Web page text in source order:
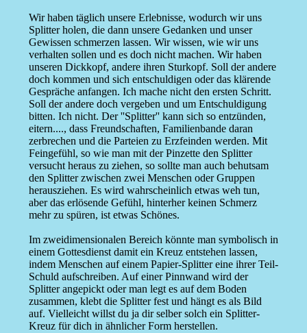
Wir haben täglich unsere Erlebnisse, wodurch wir uns
Splitter holen, die dann unsere Gedanken und unser
Gewissen schmerzen lassen. Wir wissen, wie wir uns
verhalten sollen und es doch nicht machen. Wir haben
unseren Dickkopf, andere ihren Sturkopf. Soll der andere
doch kommen und sich entschuldigen oder das klärende
Gespräche anfangen. Ich mache nicht den ersten Schritt.
Soll der andere doch vergeben und um Entschuldigung
bitten. Ich nicht. Der ''Splitter'' kann sich so entzünden,
eitern...., dass Freundschaften, Familienbande daran
zerbrechen und die Parteien zu Erzfeinden werden. Mit
Feingefühl, so wie man mit der Pinzette den Splitter
versucht heraus zu ziehen, so sollte man auch behutsam
den Splitter zwischen zwei Menschen oder Gruppen
herausziehen. Es wird wahrscheinlich etwas weh tun,
aber das erlösende Gefühl, hinterher keinen Schmerz
mehr zu spüren, ist etwas Schönes.
Im zweidimensionalen Bereich könnte man symbolisch in
einem Gottesdienst damit ein Kreuz entstehen lassen,
indem Menschen auf einem Papier-Splitter eine ihrer Teil-
Schuld aufschreiben. Auf einer Pinnwand wird der
Splitter angepickt oder man legt es auf dem Boden
zusammen, klebt die Splitter fest und hängt es als Bild
auf. Vielleicht willst du ja dir selber solch ein Splitter-
Kreuz für dich in ähnlicher Form herstellen.